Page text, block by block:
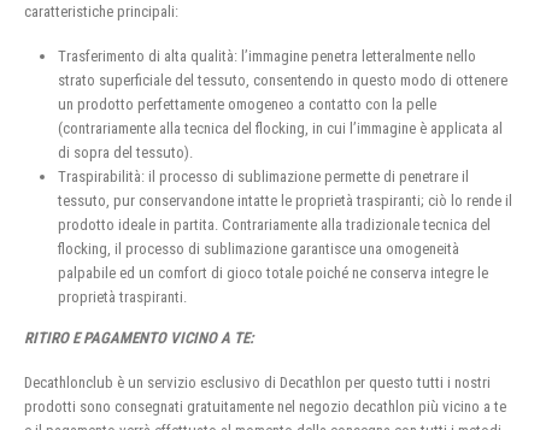
caratteristiche principali:
Trasferimento di alta qualità: l’immagine penetra letteralmente nello
strato superficiale del tessuto, consentendo in questo modo di ottenere
un prodotto perfettamente omogeneo a contatto con la pelle
(contrariamente alla tecnica del flocking, in cui l’immagine è applicata al
di sopra del tessuto).
Traspirabilità: il processo di sublimazione permette di penetrare il
tessuto, pur conservandone intatte le proprietà traspiranti; ciò lo rende il
prodotto ideale in partita. Contrariamente alla tradizionale tecnica del
flocking, il processo di sublimazione garantisce una omogeneità
palpabile ed un comfort di gioco totale poiché ne conserva integre le
proprietà traspiranti.
RITIRO E PAGAMENTO VICINO A TE:
Decathlonclub è un servizio esclusivo di Decathlon per questo tutti i nostri
prodotti sono consegnati gratuitamente nel negozio decathlon più vicino a te